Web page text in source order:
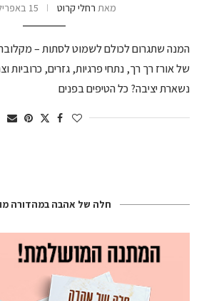
מאת רחלי קרוט 15 באפריל 2019
המנה שתגרום לכולם לשמוט לסתות –
של אורז רך רך, נתחי פרגיות, גזרים, כרוביות
נשארת יציבה? כל הטיפים בפנים
חלה של אהבה במהדורה